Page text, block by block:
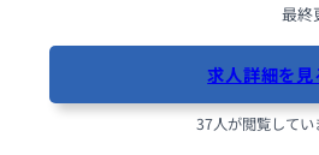
最終
求人詳細を見
37人が閲覧してい